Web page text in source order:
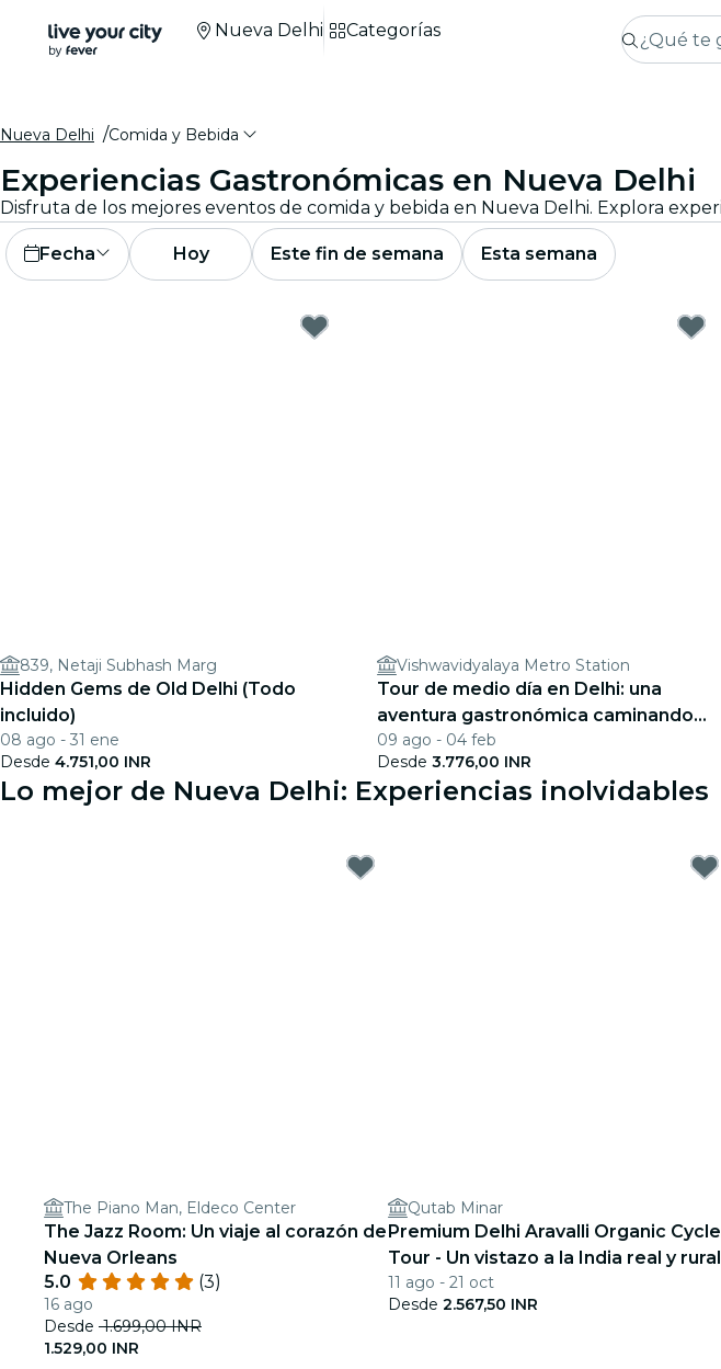
Nueva Delhi Categorías
Nueva Delhi Comida y Bebida
Experiencias Gastronómicas en Nueva Delhi
Fecha Hoy Este fin de semana Esta semana
839, Netaji Subhash Marg
Hidden Gems de Old Delhi (Todo
incluido)
08 ago - 31 ene
Desde 4.751,00 INR
Vishwavidyalaya Metro Station
Tour de medio día en Delhi: una
aventura gastronómica caminando
por la ciudad
09 ago - 04 feb
Desde 3.776,00 INR
Lo mejor de Nueva Delhi: Experiencias inolvidables
The Piano Man, Eldeco Center
The Jazz Room: Un viaje al corazón de
Nueva Orleans
5.0
(3)
16 ago
Desde 1.699,00 INR
1.529,00 INR
Qutab Minar
Premium Delhi Aravalli Organic Cycle
Tour - Un vistazo a la India real y rural
11 ago - 21 oct
Desde 2.567,50 INR